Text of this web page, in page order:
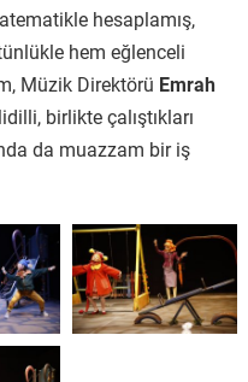
hesaplamış,
hem eğlenceli
Müzik Direktörü Emrah
birlikte çalıştıkları
da muazzam bir iş